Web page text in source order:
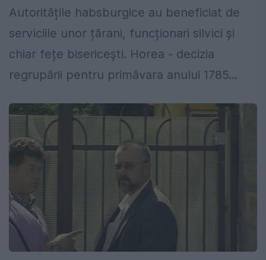
Autoritățile habsburgice au beneficiat de
serviciile unor țărani, funcționari silvici și
chiar fețe bisericești. Horea - decizia
regrupării pentru primăvara anului 1785...